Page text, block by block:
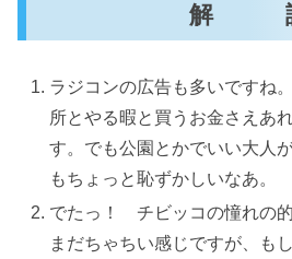
解
ラジコンの広告も多いですね
所とやる暇と買うお金さえあ
す。でも公園とかでいい大人
もちょっと恥ずかしいなあ。
でたっ！ チビッコの憧れの
まだちゃちい感じですが、も